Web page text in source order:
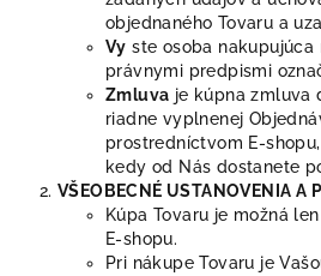
objednaného Tovaru a
Vy ste osoba nakupujúca
právnymi predpismi
Zmluva je kúpna zmluva
riadne vyplnenej
prostredníctvom E-
kedy od Nás dostanete
VŠEOBECNÉ USTANOVENIA A
Kúpa Tovaru je možná
E-shopu.
Pri nákupe Tovaru je